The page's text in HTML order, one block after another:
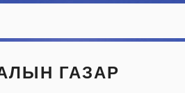
ГАЗАР